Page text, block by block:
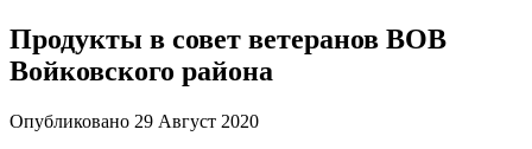
Продукты в совет ветеранов ВОВ
Войковского района
Опубликовано 29 Август 2020